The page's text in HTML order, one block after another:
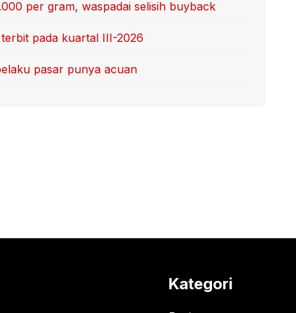
per gram, waspadai selisih buyback
pada kuartal III-2026
pasar punya acuan
Kategori